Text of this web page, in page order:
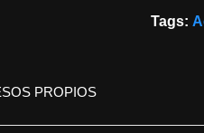
Tags:
PROPIOS